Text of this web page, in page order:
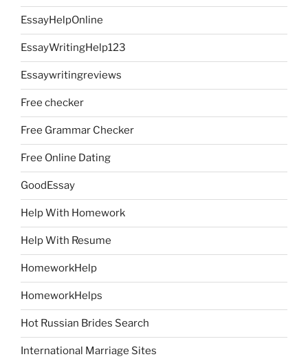
EssayHelpOnline
EssayWritingHelp123
Essaywritingreviews
Free checker
Free Grammar Checker
Free Online Dating
GoodEssay
Help With Homework
Help With Resume
HomeworkHelp
HomeworkHelps
Hot Russian Brides Search
International Marriage Sites